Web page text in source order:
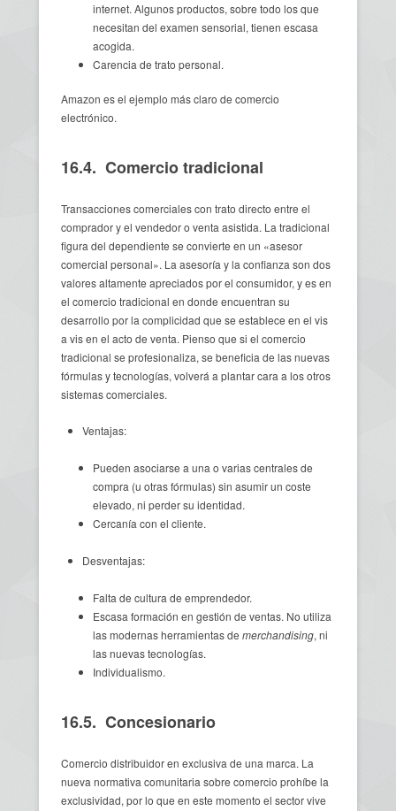
internet. Algunos productos, sobre todo los que
necesitan del examen sensorial, tienen escasa
acogida.
Carencia de trato personal.
Amazon es el ejemplo más claro de comercio
electrónico.
16.4. Comercio tradicional
Transacciones comerciales con trato directo entre el
comprador y el vendedor o venta asistida. La tradicional
figura del dependiente se convierte en un «asesor
comercial personal». La asesoría y la confianza son dos
valores altamente apreciados por el consumidor, y es en
el comercio tradicional en donde encuentran su
desarrollo por la complicidad que se establece en el vis
a vis en el acto de venta. Pienso que si el comercio
tradicional se profesionaliza, se beneficia de las nuevas
fórmulas y tecnologías, volverá a plantar cara a los otros
sistemas comerciales.
Ventajas:
Pueden asociarse a una o varias centrales de
compra (u otras fórmulas) sin asumir un coste
elevado, ni perder su identidad.
Cercanía con el cliente.
Desventajas:
Falta de cultura de emprendedor.
Escasa formación en gestión de ventas. No utiliza
las modernas herramientas de merchandising, ni
las nuevas tecnologías.
Individualismo.
16.5. Concesionario
Comercio distribuidor en exclusiva de una marca. La
nueva normativa comunitaria sobre comercio prohíbe la
exclusividad, por lo que en este momento el sector vive